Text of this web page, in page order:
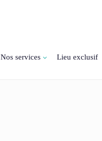
Nos services Lieu exclusif